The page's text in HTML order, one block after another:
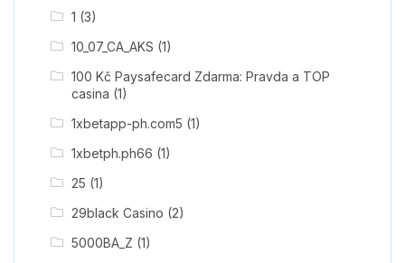
1 (3)
10_07_CA_AKS (1)
100 Kč Paysafecard Zdarma: Pravda a TOP
casina (1)
1xbetapp-ph.com5 (1)
1xbetph.ph66 (1)
25 (1)
29black Casino (2)
5000BA_Z (1)